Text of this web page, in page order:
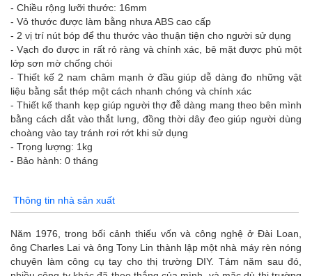
- Chiều rộng lưỡi thước: 16mm
- Vỏ thước được làm bằng nhưa ABS cao cấp
- 2 vị trí nút bóp để thu thước vào thuận tiện cho người sử dụng
- Vạch đo được in rất rỏ ràng và chính xác, bê mặt được phủ một
lớp sơn mờ chống chói
- Thiết kế 2 nam châm mạnh ở đầu giúp dễ dàng đo những vật
liệu bằng sắt thép một cách nhanh chóng và chính xác
- Thiết kế thanh kẹp giúp người thợ đễ dàng mang theo bên mình
bằng cách dắt vào thắt lưng, đồng thời dây đeo giúp người dùng
choàng vào tay tránh rơi rớt khi sử dụng
- Trọng lượng: 1kg
- Bảo hành: 0 tháng
Thông tin nhà sản xuất
Năm 1976, trong bối cảnh thiếu vốn và công nghệ ở Đài Loan,
ông Charles Lai và ông Tony Lin thành lập một nhà máy rèn nóng
chuyên làm công cụ tay cho thị trường DIY. Tám năm sau đó,